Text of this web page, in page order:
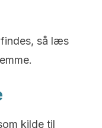
findes, så læs
kilde til